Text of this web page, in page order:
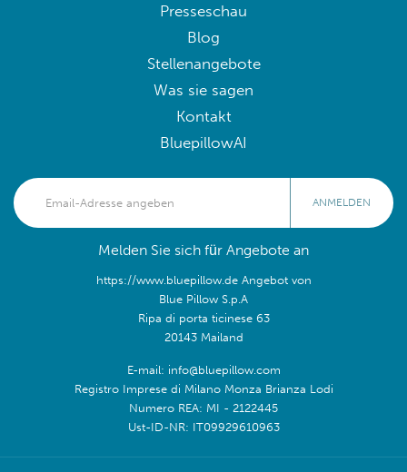
Presseschau
Blog
Stellenangebote
Was sie sagen
Kontakt
BluepillowAI
ANMELDEN
Melden Sie sich für Angebote an
https://www.bluepillow.de Angebot von
Blue Pillow S.p.A
Ripa di porta ticinese 63
20143 Mailand
E-mail: info@bluepillow.com
Registro Imprese di Milano Monza Brianza Lodi
Numero REA: MI - 2122445
Ust-ID-NR: IT09929610963